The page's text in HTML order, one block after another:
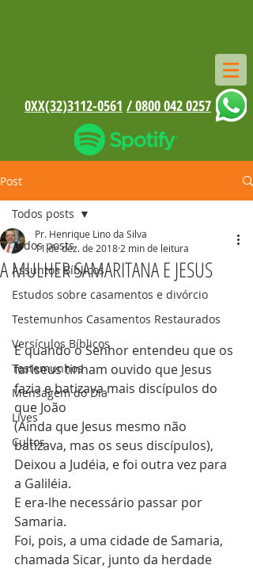
0XX(32)3112-0561 / 0800 042 0257
Post
Todos posts
Assuntos Bíblicos
Estudos sobre casamentos e divórcio
Testemunhos Casamentos Restaurados
Versículos Bíblicos
Testemunhos
Mensagem do Dia
Lives
Cultos
Todos posts
A MULHER SAMARITANA E JESUS
Pr. Henrique Lino da Silva
11 de dez. de 2018 2 min de leitura
E quando o Senhor entendeu que os
fariseus tinham ouvido que Jesus
fazia e batizava mais discípulos do
que João
(Ainda que Jesus mesmo não
batizava, mas os seus discípulos),
Deixou a Judéia, e foi outra vez para
a Galiléia.
E era-lhe necessário passar por
Samaria.
Foi, pois, a uma cidade de Samaria,
chamada Sicar, junto da herdade